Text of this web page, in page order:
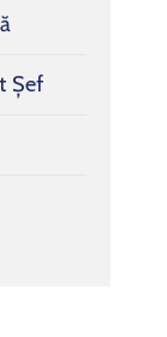
Șef